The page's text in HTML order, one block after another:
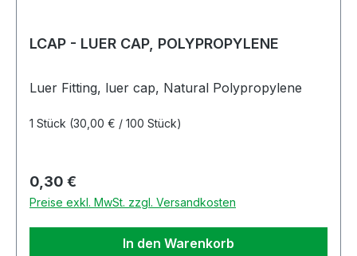
LCAP - LUER CAP, POLYPROPYLENE
Luer Fitting, luer cap, Natural Polypropylene
1 Stück (30,00 € / 100 Stück)
Regulärer Preis:
0,30 €
Preise exkl. MwSt. zzgl. Versandkosten
In den Warenkorb